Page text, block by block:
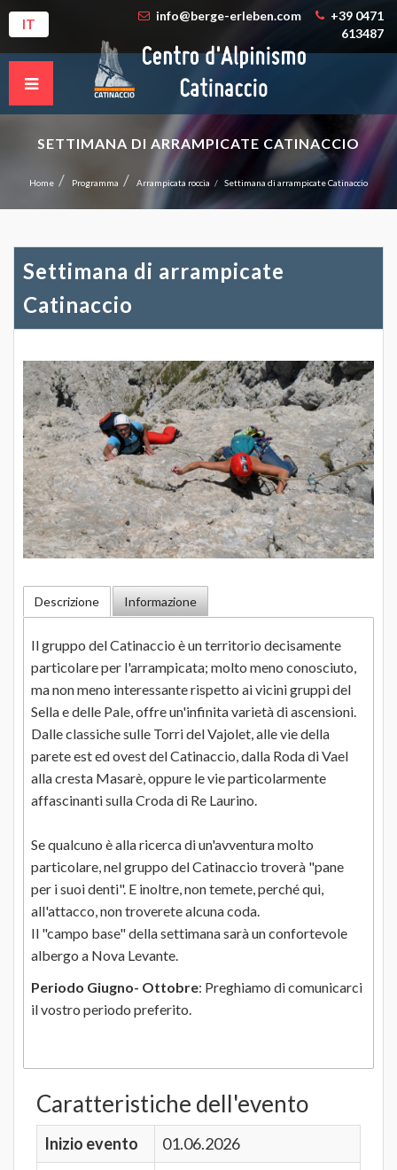
IT
info@berge-erleben.com
+39 0471
613487
SETTIMANA DI ARRAMPICATE CATINACCIO
Home Programma Arrampicata roccia Settimana di arrampicate Catinaccio
Settimana di arrampicate
Catinaccio
Descrizione Informazione
Il gruppo del Catinaccio è un territorio decisamente
particolare per l'arrampicata; molto meno conosciuto,
ma non meno interessante rispetto ai vicini gruppi del
Sella e delle Pale, offre un'infinita varietà di ascensioni.
Dalle classiche sulle Torri del Vajolet, alle vie della
parete est ed ovest del Catinaccio, dalla Roda di Vael
alla cresta Masarè, oppure le vie particolarmente
affascinanti sulla Croda di Re Laurino.
Se qualcuno è alla ricerca di un'avventura molto
particolare, nel gruppo del Catinaccio troverà "pane
per i suoi denti". E inoltre, non temete, perché qui,
all'attacco, non troverete alcuna coda.
Il "campo base" della settimana sarà un confortevole
albergo a Nova Levante.
Periodo Giugno- Ottobre: Preghiamo di comunicarci
il vostro periodo preferito.
Caratteristiche dell'evento
Inizio evento
01.06.2026